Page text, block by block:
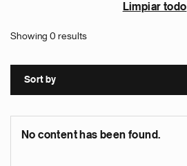
Limpiar todo
Showing 0 results
Sort by
No content has been found.